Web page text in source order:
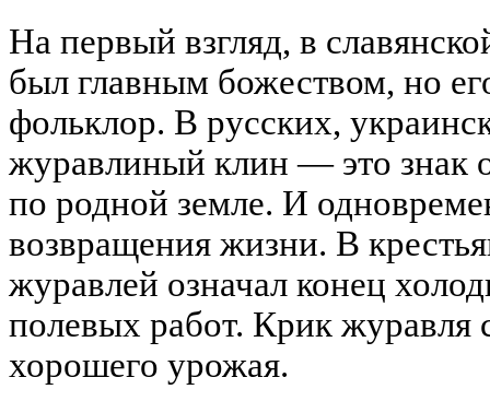
На первый взгляд, в
был главным божеством, но
фольклор. В русских,
журавлиный клин — это знак
по родной земле. И
возвращения жизни. В
журавлей означал конец
полевых работ. Крик журавля
хорошего урожая.